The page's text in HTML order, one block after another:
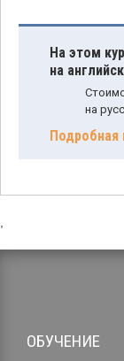
На этом
на
на
Подробная
ОБУЧЕНИЕ